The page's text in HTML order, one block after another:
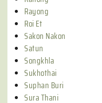
Rayong
Roi Et
Sakon Nakon
Satun
Songkhla
Sukhothai
Suphan Buri
Sura Thani